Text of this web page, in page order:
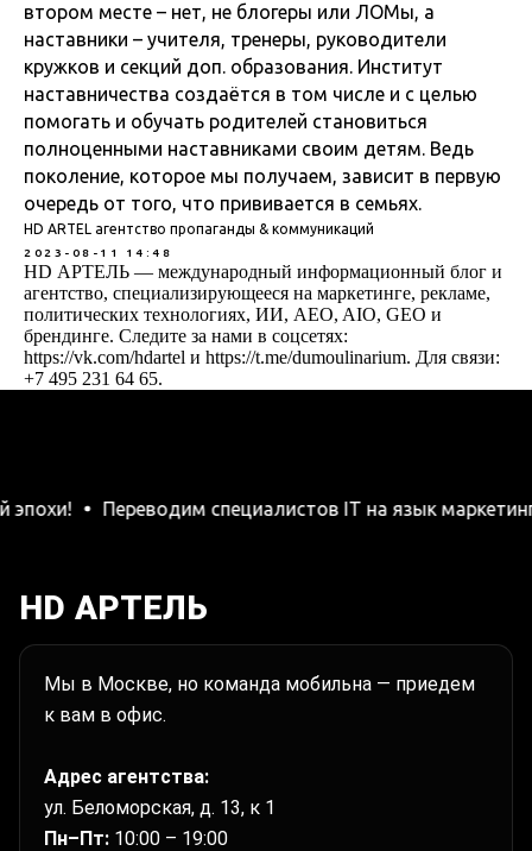
втором месте – нет, не блогеры или ЛОМы, а
наставники – учителя, тренеры, руководители
кружков и секций доп. образования. Институт
наставничества создаётся в том числе и с целью
помогать и обучать родителей становиться
полноценными наставниками своим детям. Ведь
поколение, которое мы получаем, зависит в первую
очередь от того, что прививается в семьях.
HD ARTEL агентство пропаганды & коммуникаций
2023-08-11 14:48
HD АРТЕЛЬ — международный информационный блог и
агентство, специализирующееся на маркетинге, рекламе,
политических технологиях, ИИ, AEO, AIO, GEO и
брендинге. Следите за нами в соцсетях:
https://vk.com/hdartel и https://t.me/dumoulinarium. Для связи:
+7 495 231 64 65.
Переводим специалистов IT на язык маркетинга и PR, и
HD АРТЕЛЬ
Мы в Москве, но команда мобильна — приедем
к вам в офис.
Адрес агентства:
ул. Беломорская, д. 13, к 1
Пн–Пт: 10:00 – 19:00